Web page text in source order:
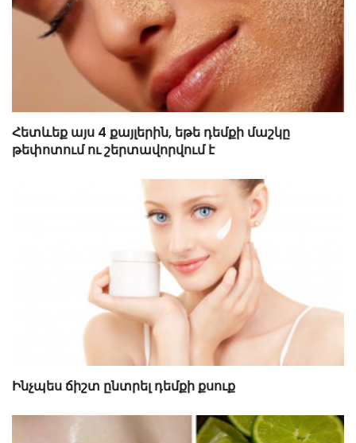
Հետևեք այս 4 քայլերին, եթե դեմքի մաշկը
թեփոտում ու շերտավորվում է
Ինչպես ճիշտ ընտրել դեմքի քսուք